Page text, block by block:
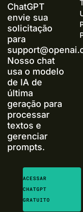
ChatGPT
envie sua
solicitação
para
Nosso chat
usa o modelo
de IA de
última
geração para
processar
textos e
gerenciar
prompts.
ACESSAR
CHATGPT
GRATUITO